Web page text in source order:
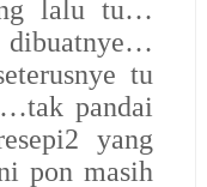
lalu tu…
tu
pandai
yang
pon masih